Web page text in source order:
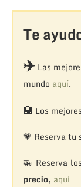
Te
✈️Las
mundo aquí.
🏨 Los mejores
💗 Reserva tu
🚁 Reserva
precio, aquí